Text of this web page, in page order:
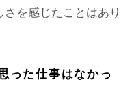
を感じたことはあり
った仕事はなかっ